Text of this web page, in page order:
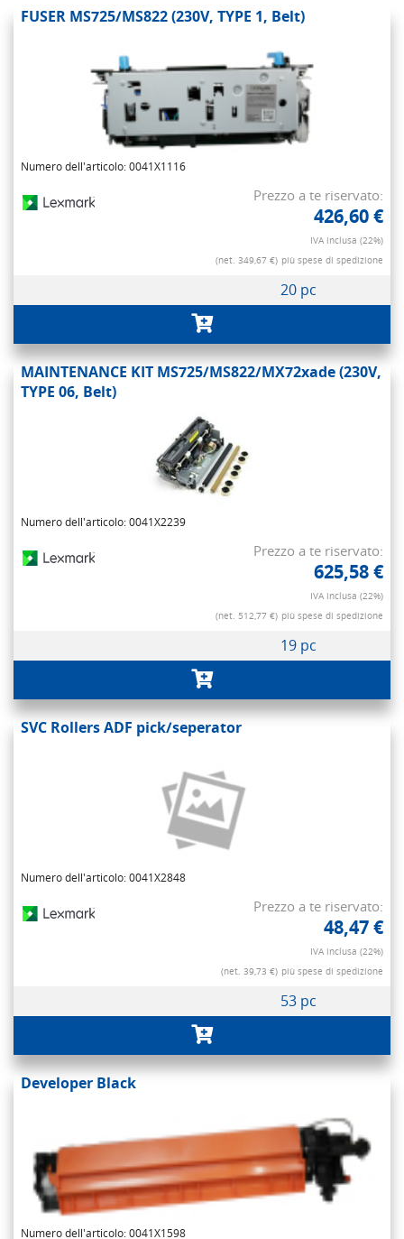
FUSER MS725/MS822 (230V, TYPE 1, Belt)
Numero dell'articolo: 0041X1116
Prezzo a te riservato:
426,60 €
IVA inclusa (22%)
(net. 349,67 €) più spese di spedizione
20 pc
MAINTENANCE KIT MS725/MS822/MX72xade (230V,
TYPE 06, Belt)
Numero dell'articolo: 0041X2239
Prezzo a te riservato:
625,58 €
IVA inclusa (22%)
(net. 512,77 €) più spese di spedizione
19 pc
SVC Rollers ADF pick/seperator
Numero dell'articolo: 0041X2848
Prezzo a te riservato:
48,47 €
IVA inclusa (22%)
(net. 39,73 €) più spese di spedizione
53 pc
Developer Black
Numero dell'articolo: 0041X1598